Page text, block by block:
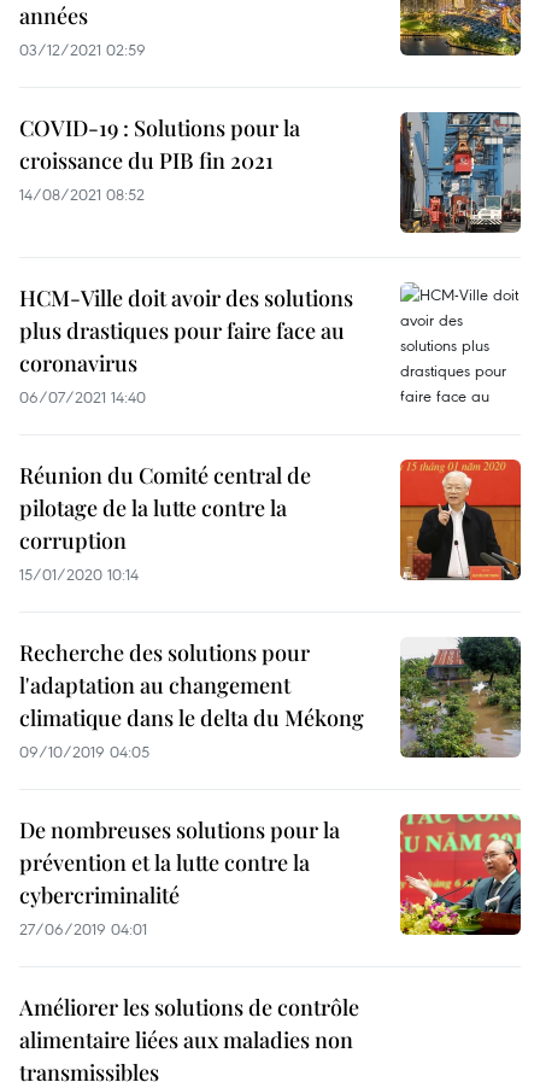
années
03/12/2021 02:59
COVID-19 : Solutions pour la
croissance du PIB fin 2021
14/08/2021 08:52
HCM-Ville doit avoir des solutions
plus drastiques pour faire face au
coronavirus
06/07/2021 14:40
Réunion du Comité central de
pilotage de la lutte contre la
corruption
15/01/2020 10:14
Recherche des solutions pour
l'adaptation au changement
climatique dans le delta du Mékong
09/10/2019 04:05
De nombreuses solutions pour la
prévention et la lutte contre la
cybercriminalité
27/06/2019 04:01
Améliorer les solutions de contrôle
alimentaire liées aux maladies non
transmissibles